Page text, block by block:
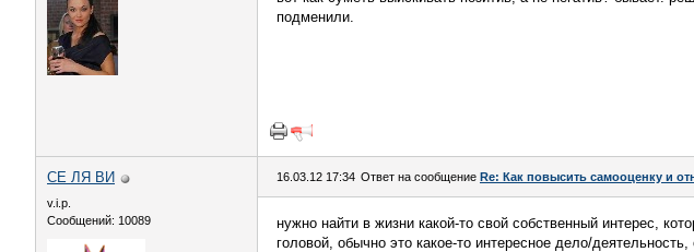
подменили.
СЕ ЛЯ ВИ
v.i.p.
Сообщений: 10089
16.03.12 17:34 Ответ на сообщение Re: Как повысить самооценку и
нужно найти в жизни какой-то свой собственный интерес,
головой, обычно это какое-то интересное дело/